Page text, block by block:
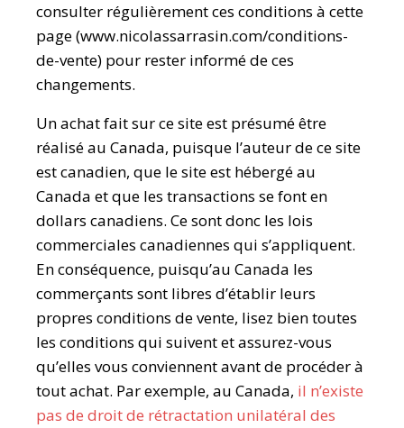
consulter régulièrement ces conditions à cette
page (www.nicolassarrasin.com/conditions-
de-vente) pour rester informé de ces
changements.
Un achat fait sur ce site est présumé être
réalisé au Canada, puisque l’auteur de ce site
est canadien, que le site est hébergé au
Canada et que les transactions se font en
dollars canadiens. Ce sont donc les lois
commerciales canadiennes qui s’appliquent.
En conséquence, puisqu’au Canada les
commerçants sont libres d’établir leurs
propres conditions de vente, lisez bien toutes
les conditions qui suivent et assurez-vous
qu’elles vous conviennent avant de procéder à
tout achat. Par exemple, au Canada, il n’existe
pas de droit de rétractation unilatéral des